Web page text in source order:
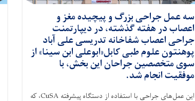
سه عمل جراحی بزرگ و پیچیده مغز و
اعصاب در هفته گذشته، در دیپارتمنت
جراحی اعصاب شفاخانه تدریسی علی آباد
پوهنتون علوم طبی کابل«ابوعلی ابن سینا» از
سوی متخصصین جراحان این بخش، با
موفقیت انجام شد.
این عمل‌های جراحی با استفاده از دستگاه پیشرفته CuSA، که